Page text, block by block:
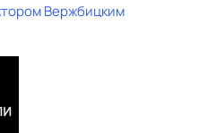
Вержбицким